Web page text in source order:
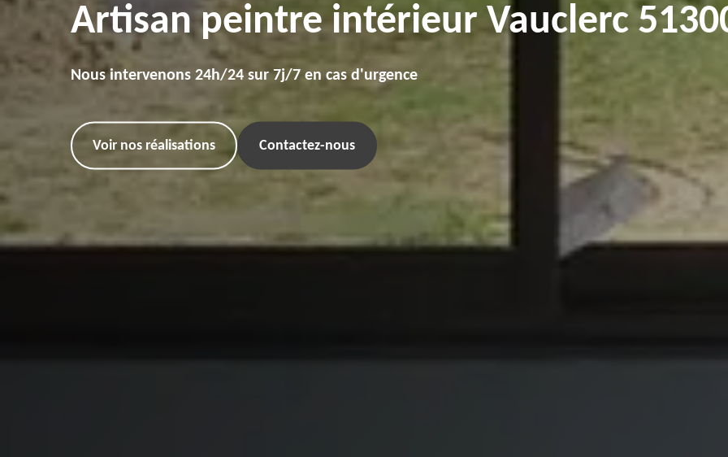
Artisan peintre intérieur Vauclerc
Nous intervenons 24h/24 sur 7j/7 en cas d'urgence
Voir nos réalisations Contactez-nous